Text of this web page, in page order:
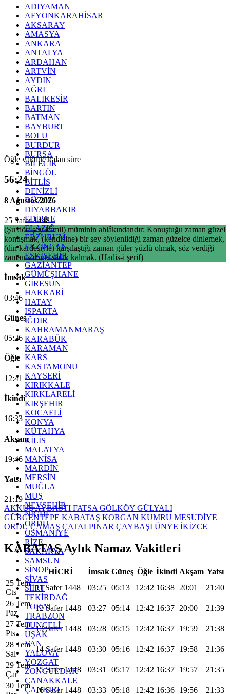
ADIYAMAN
AFYONKARAHİSAR
AKSARAY
AMASYA
ANKARA
ANTALYA
ARDAHAN
ARTVİN
AYDIN
AĞRI
BALIKESİR
BARTIN
BATMAN
BAYBURT
BOLU
BURDUR
BURSA
BİLECİK
BİNGÖL
BİTLİS
DENİZLİ
DÜZCE
DİYARBAKIR
EDİRNE
ELAZIĞ
ERZURUM
ERZİNCAN
ESKİŞEHİR
GAZİANTEP
GÜMÜŞHANE
GİRESUN
HAKKARİ
HATAY
ISPARTA
IĞDIR
KAHRAMANMARAŞ
KARABÜK
KARAMAN
KARS
KASTAMONU
KAYSERİ
KIRIKKALE
KIRKLARELİ
KIRŞEHİR
KOCAELİ
KONYA
KÜTAHYA
KİLİS
MALATYA
MANİSA
MARDİN
MERSİN
MUĞLA
MUŞ
NEVŞEHİR
NİĞDE
ORDU
OSMANİYE
RİZE
SAKARYA
SAMSUN
SİNOP
SİVAS
SİİRT
TEKİRDAĞ
TOKAT
TRABZON
TUNCELİ
UŞAK
VAN
YALOVA
YOZGAT
ZONGULDAK
ÇANAKKALE
ÇANKIRI
Öğle vaktine kalan süre
56:23
8 Ağustos 2026
25 Safer 1448
(Şu dört şey kâmil) müminin ahlâkındandır: Konuştuğu zaman güzel
konuşmak, (kendisine) bir şey söylenildiği zaman güzelce dinlemek,
(din kardeşiyle) karşılaştığı zaman güler yüzlü olmak, söz verdiği
zaman sözüne sâdık kalmak. (Hadis-i şerif)
İmsak
03:46
Güneş
05:26
Öğle
12:41
İkindi
16:33
Akşam
19:46
Yatsı
21:19
AKKUŞAYBASTI FATSA GÖLKÖY GÜLYALI
GÜRGENTEPE KABATAŞ KORGAN KUMRU MESUDİYE
ORDUÇAMAŞ ÇATALPINAR ÇAYBAŞI ÜNYE İKİZCE
KABATAŞ Aylık Namaz Vakitleri
HİCRİ İmsak Güneş Öğle İkindi Akşam Yatsı
25 Tem
Cts
11 Safer 1448 03:25 05:13 12:42 16:38 20:01
21:40
26 Tem
Paz
12 Safer 1448 03:27 05:14 12:42 16:37 20:00
21:39
27 Tem
Pts
13 Safer 1448 03:28 05:15 12:42 16:37 19:59
21:38
28 Tem
Sal
14 Safer 1448 03:30 05:16 12:42 16:37 19:58
21:36
29 Tem
Çar
15 Safer 1448 03:31 05:17 12:42 16:37 19:57
21:35
30 Tem
16 Safer 1448 03:33 05:18 12:42 16:36 19:56 21:33